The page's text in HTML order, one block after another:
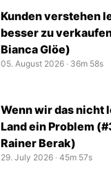
Kunden verstehen
besser zu
Bianca Glöe)
05. August 2026 ‧ 36m 58s
Wenn wir das nicht
Land ein Problem
Rainer Berak)
29. July 2026 ‧ 45m 57s